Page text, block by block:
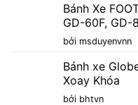
Bánh Xe
GD-60F, GD-
bởi msduyenvnn
Bánh xe
Xoay Khóa
bởi bhtvn